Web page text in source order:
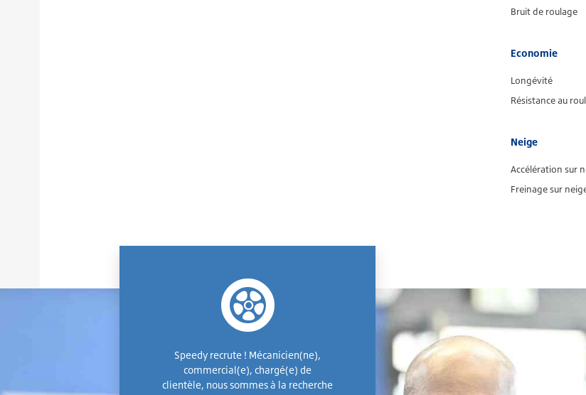
Bruit de roulage
Economie
Longévité
Résistance au
Neige
Accélération sur
Freinage sur
Speedy recrute ! Mécanicien(ne),
commercial(e), chargé(e) de
clientèle, nous sommes à la recherche